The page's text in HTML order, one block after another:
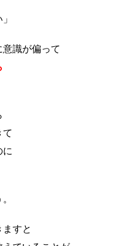
識が偏って
に
ますと